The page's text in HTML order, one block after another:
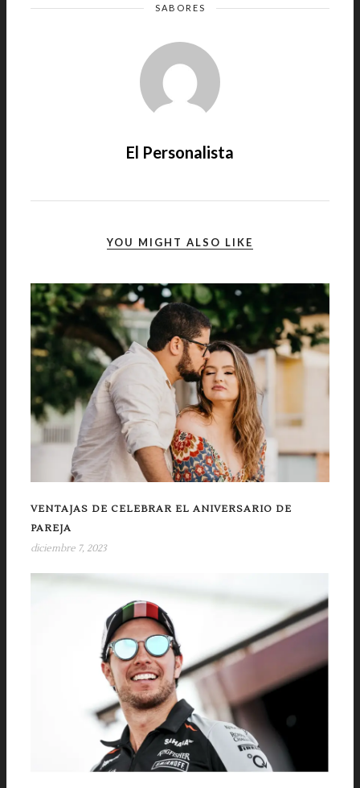
SABORES
El Personalista
YOU MIGHT ALSO LIKE
VENTAJAS DE CELEBRAR EL ANIVERSARIO DE
PAREJA
diciembre 7, 2023